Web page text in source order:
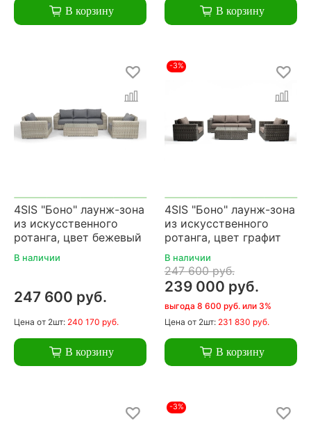
В корзину В корзину
4SIS "Боно" лаунж-зона
из искусственного
ротанга, цвет бежевый
В наличии
247 600 руб.
Цена от 2шт: 240 170 руб.
В корзину
-3%
4SIS "Боно" лаунж-зона
из искусственного
ротанга, цвет графит
В наличии
247 600 руб.
239 000 руб.
выгода 8 600 руб. или 3%
Цена от 2шт: 231 830 руб.
В корзину
-3%